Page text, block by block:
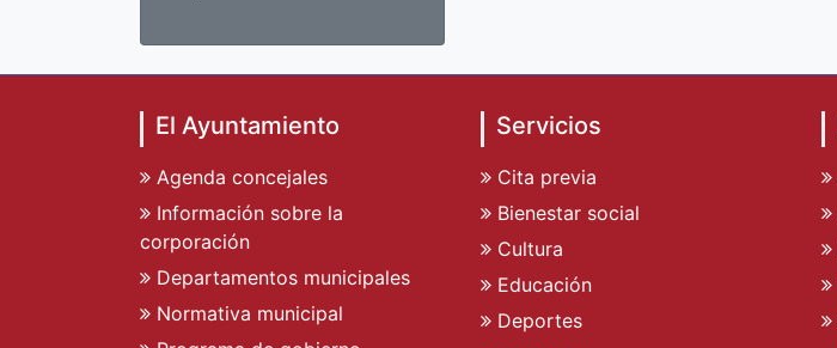
El Ayuntamiento
Agenda concejales
Información sobre la
corporación
Departamentos municipales
Normativa municipal
Servicios
Cita previa
Bienestar social
Cultura
Educación
Deportes